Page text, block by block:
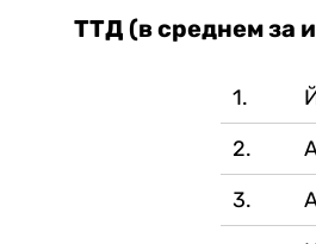
ТТД (в среднем за
1.
2.
3.